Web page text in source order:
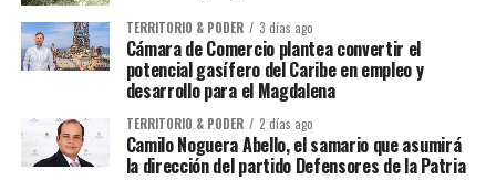
TERRITORIO & PODER 3 días ago
Cámara de Comercio plantea convertir el
potencial gasífero del Caribe en empleo y
desarrollo para el Magdalena
TERRITORIO & PODER 2 días ago
Camilo Noguera Abello, el samario que asumirá
la dirección del partido Defensores de la Patria